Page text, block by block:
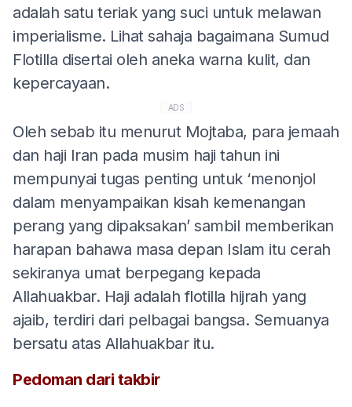
adalah satu teriak yang suci untuk melawan
imperialisme. Lihat sahaja bagaimana Sumud
Flotilla disertai oleh aneka warna kulit, dan
kepercayaan.
ADS
Oleh sebab itu menurut Mojtaba, para jemaah
dan haji Iran pada musim haji tahun ini
mempunyai tugas penting untuk ‘menonjol
dalam menyampaikan kisah kemenangan
perang yang dipaksakan’ sambil memberikan
harapan bahawa masa depan Islam itu cerah
sekiranya umat berpegang kepada
Allahuakbar. Haji adalah flotilla hijrah yang
ajaib, terdiri dari pelbagai bangsa. Semuanya
bersatu atas Allahuakbar itu.
Pedoman dari takbir